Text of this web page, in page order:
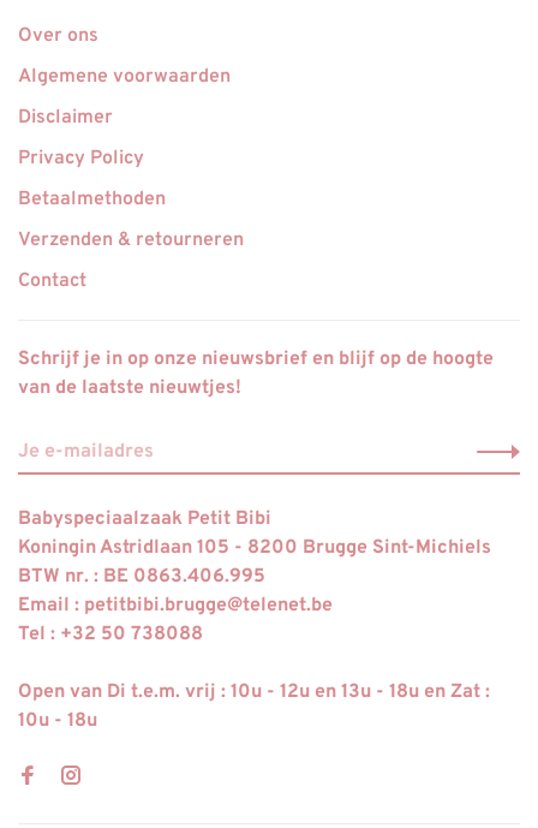
Over ons
Algemene voorwaarden
Disclaimer
Privacy Policy
Betaalmethoden
Verzenden & retourneren
Contact
Schrijf je in op onze nieuwsbrief en blijf op de hoogte
van de laatste nieuwtjes!
Babyspeciaalzaak Petit Bibi
Koningin Astridlaan 105 - 8200 Brugge Sint-Michiels
BTW nr. : BE 0863.406.995
Email : petitbibi.brugge@telenet.be
Tel : +32 50 738088
Open van Di t.e.m. vrij : 10u - 12u en 13u - 18u en Zat :
10u - 18u